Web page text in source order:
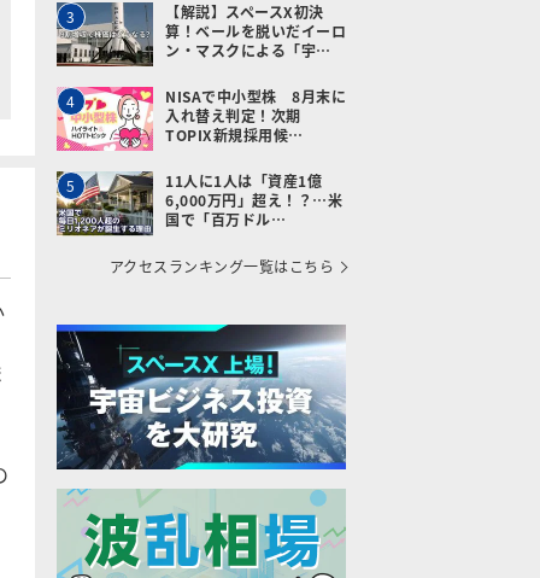
3
【解説】スペースX初決
算！ベールを脱いだイーロ
ン・マスクによる「宇…
4
NISAで中小型株 8月末に
入れ替え判定！次期
TOPIX新規採用候…
5
11人に1人は「資産1億
6,000万円」超え！？…米
国で「百万ドル…
アクセスランキング一覧はこちら